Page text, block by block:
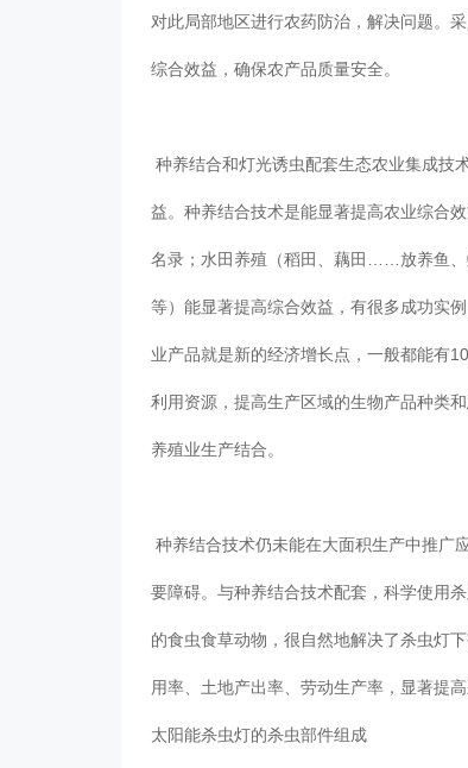
对此局部地区进行农药防治，解决问题。
综合效益，确保农产品质量安全。
种养结合和灯光诱虫配套生态农业集成技
益。种养结合技术是能显著提高农业综合
名录；水田养殖（稻田、藕田……放养鱼
等）能显著提高综合效益，有很多成功实
业产品就是新的经济增长点，一般都能有
利用资源，提高生产区域的生物产品种类
养殖业生产结合。
种养结合技术仍未能在大面积生产中推广
要障碍。与种养结合技术配套，科学使用
的食虫食草动物，很自然地解决了杀虫灯
用率、土地产出率、劳动生产率，显著提
太阳能杀虫灯的杀虫部件组成